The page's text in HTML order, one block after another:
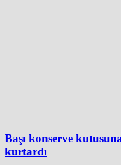
Başı konserve
kurtardı